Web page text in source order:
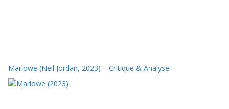
Marlowe (Neil Jordan, 2023) – Critique & Analyse